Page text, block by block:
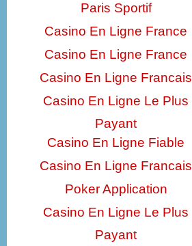
Paris Sportif
Casino En Ligne France
Casino En Ligne France
Casino En Ligne Francais
Casino En Ligne Le Plus
Payant
Casino En Ligne Fiable
Casino En Ligne Francais
Poker Application
Casino En Ligne Le Plus
Payant